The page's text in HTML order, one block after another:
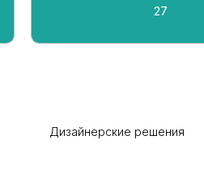
27
Дизайнерские решения